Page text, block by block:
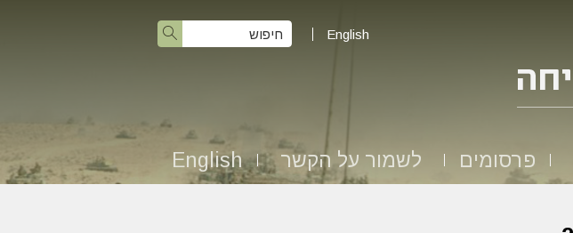
English
פרסומים לשמור על הקשר English